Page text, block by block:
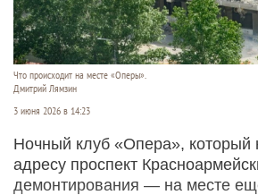
Что происходит на месте «Оперы».
Дмитрий Лямзин
3 июня 2026 в 14:23
Ночный клуб «Опера», который
адресу проспект
демонтирования — на месте